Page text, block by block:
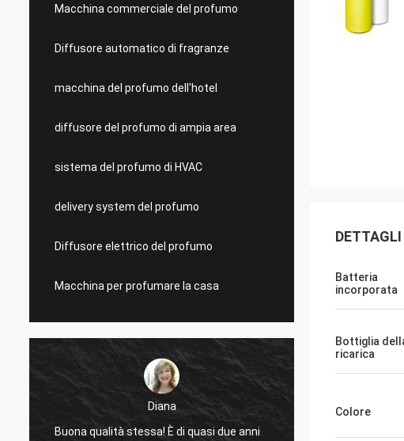
Macchina commerciale del profumo
Diffusore automatico di fragranze
macchina del profumo dell'hotel
diffusore del profumo di ampia area
sistema del profumo di HVAC
delivery system del profumo
Diffusore elettrico del profumo
Macchina per profumare la casa
Diana
Buona qualità stessa! È di quasi due anni
DETTAGLI
Batteria
incorporata
Bottiglia
ricarica
Colore